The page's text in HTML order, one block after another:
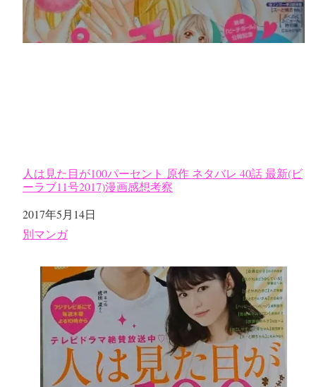
人は見た目が100パーセント 原作 ネタバレ 40話 最新(ビ
ーラブ11号2017)漫画感想考察
日付
2017年5月14日
関連理由
別マンガ